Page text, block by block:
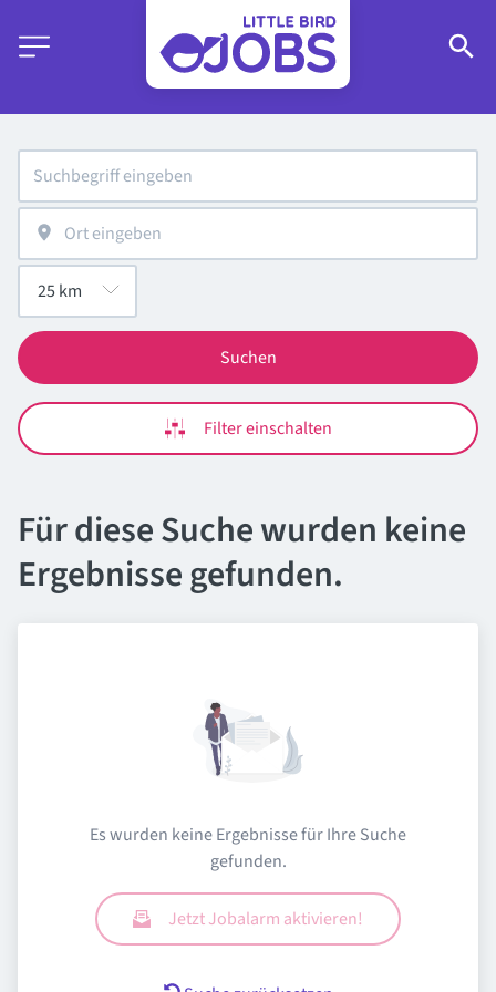
Suchen
Filter einschalten
Für diese Suche wurden keine
Ergebnisse gefunden.
Es wurden keine Ergebnisse für Ihre Suche
gefunden.
Jetzt Jobalarm aktivieren!